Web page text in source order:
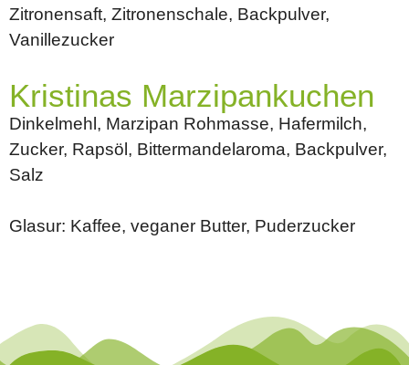
Zitronensaft, Zitronenschale, Backpulver,
Vanillezucker
Kristinas Marzipankuchen
Dinkelmehl, Marzipan Rohmasse, Hafermilch,
Zucker, Rapsöl, Bittermandelaroma, Backpulver,
Salz
Glasur: Kaffee, veganer Butter, Puderzucker